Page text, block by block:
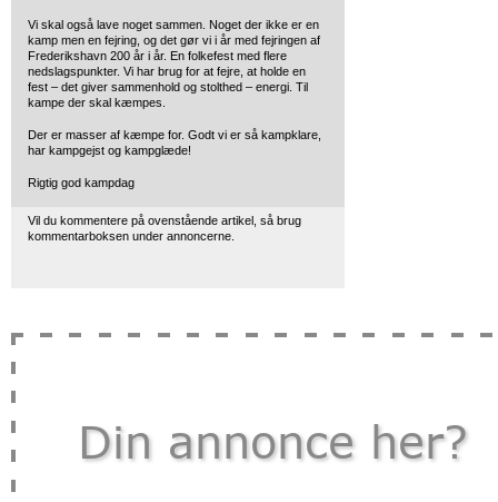
Vi skal også lave noget sammen. Noget der ikke er en
kamp men en fejring, og det gør vi i år med fejringen af
Frederikshavn 200 år i år. En folkefest med flere
nedslagspunkter. Vi har brug for at fejre, at holde en
fest – det giver sammenhold og stolthed – energi. Til
kampe der skal kæmpes.
Der er masser af kæmpe for. Godt vi er så kampklare,
har kampgejst og kampglæde!
Rigtig god kampdag
Vil du kommentere på ovenstående artikel, så brug
kommentarboksen under annoncerne.